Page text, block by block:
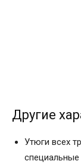
Другие
Утюги всех
специальные